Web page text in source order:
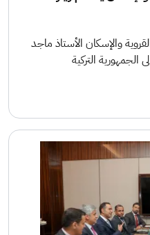
والإسكان الأستاذ ماجد
الجمهورية التركية